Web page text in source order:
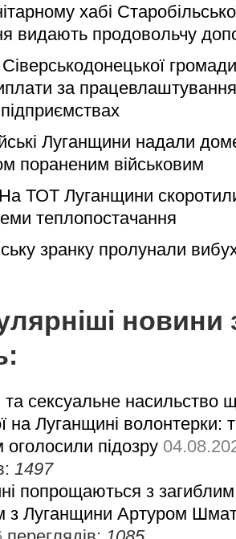
хабі
видають продовольчу
за
Луганщини надали
пораненим військовим
ТОТ Луганщини
теплопостачання
зранку пролунали
новини
та сексуальне насильство
на Луганщині волонтерки:
підозру
1497
попрощаються з загиблим
з Луганщини Артуром